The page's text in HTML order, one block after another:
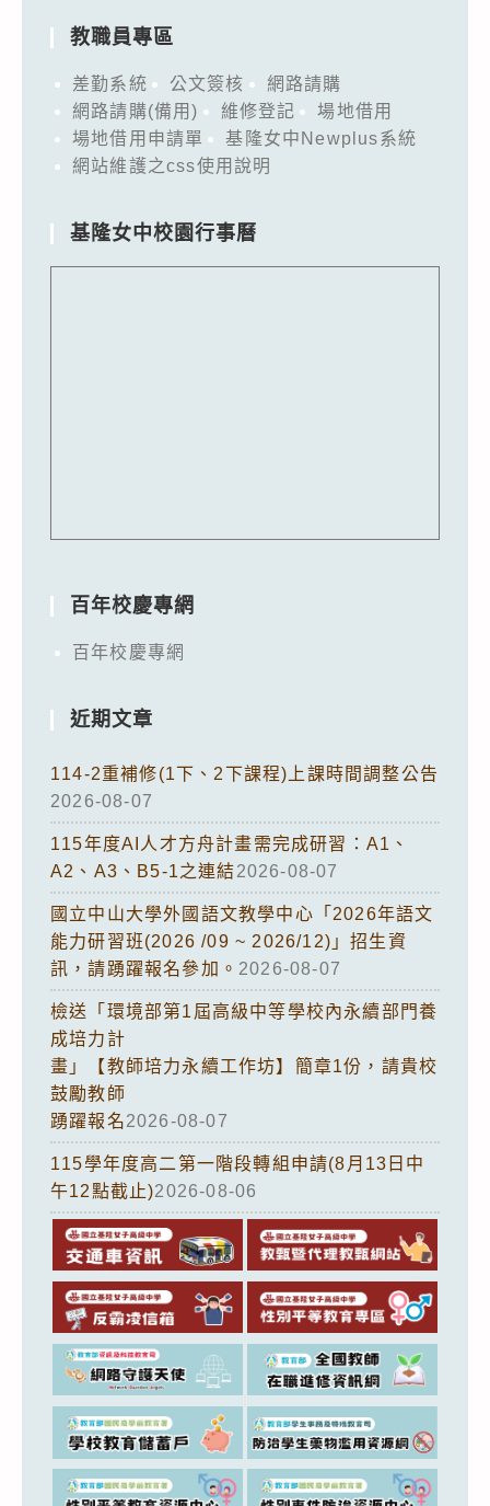
教職員專區
差勤系統 公文簽核
網路請購
網路請購(備用)
維修登記
場地借用
場地借用申請單
基隆女中Newplus系統
網站維護之css使用說明
基隆女中校園行事曆
百年校慶專網
百年校慶專網
近期文章
114-2重補修(1下、2下課程)上課時間調整公告
2026-08-07
115年度AI人才方舟計畫需完成研習：A1、
A2、A3、B5-1之連結2026-08-07
國立中山大學外國語文教學中心「2026年語文
能力研習班(2026 /09 ~ 2026/12)」招生資
訊，請踴躍報名參加。 2026-08-07
檢送「環境部第1屆高級中等學校內永續部門養
成培力計
畫」【教師培力永續工作坊】簡章1份，請貴校
鼓勵教師
踴躍報名2026-08-07
115學年度高二第一階段轉組申請(8月13日中
午12點截止)2026-08-06